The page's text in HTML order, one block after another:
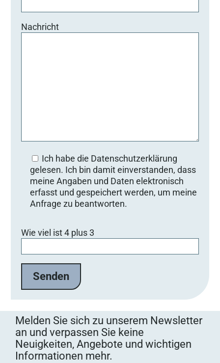
Nachricht
Ich habe die Datenschutzerklärung
gelesen. Ich bin damit einverstanden, dass
meine Angaben und Daten elektronisch
erfasst und gespeichert werden, um meine
Anfrage zu beantworten.
Wie viel ist 4 plus 3
Melden Sie sich zu unserem Newsletter
an und verpassen Sie keine
Neuigkeiten, Angebote und wichtigen
Informationen mehr.